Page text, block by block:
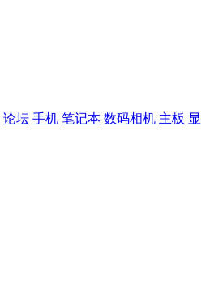
论坛 手机 笔记本 数码相机 主板 显